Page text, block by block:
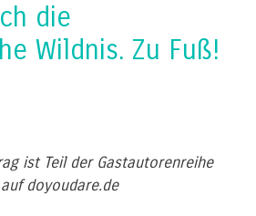
die
Wildnis. Zu Fuß!
ist Teil der Gastautorenreihe
auf doyoudare.de